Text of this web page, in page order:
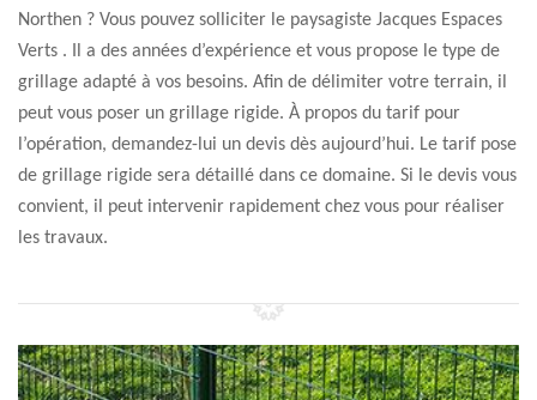
Northen ? Vous pouvez solliciter le paysagiste Jacques Espaces
Verts . Il a des années d’expérience et vous propose le type de
grillage adapté à vos besoins. Afin de délimiter votre terrain, il
peut vous poser un grillage rigide. À propos du tarif pour
l’opération, demandez-lui un devis dès aujourd’hui. Le tarif pose
de grillage rigide sera détaillé dans ce domaine. Si le devis vous
convient, il peut intervenir rapidement chez vous pour réaliser
les travaux.